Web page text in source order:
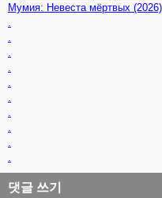
Мумия: Невеста мёртвых (2026)
댓글 쓰기